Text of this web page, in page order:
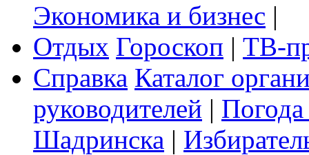
Экономика и бизнес |
Отдых Гороскоп | ТВ-
Справка Каталог
руководителей |
Шадринска |